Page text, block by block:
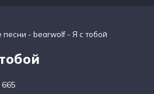
песни - bearwolf - Я с тобой
665